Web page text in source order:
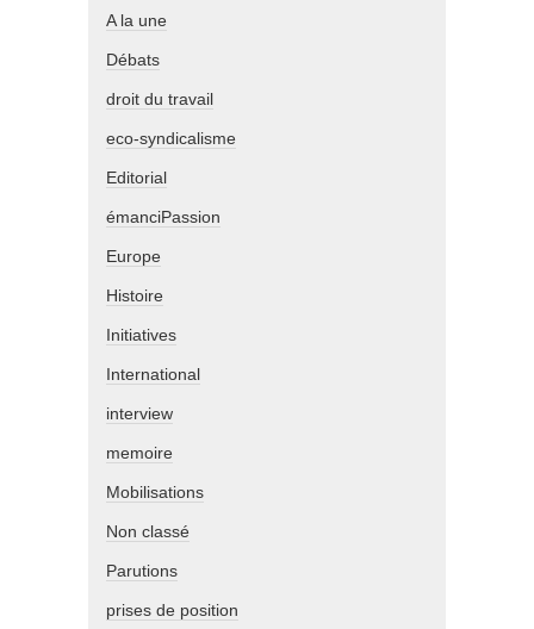
A la une
Débats
droit du travail
eco-syndicalisme
Editorial
émanciPassion
Europe
Histoire
Initiatives
International
interview
memoire
Mobilisations
Non classé
Parutions
prises de position